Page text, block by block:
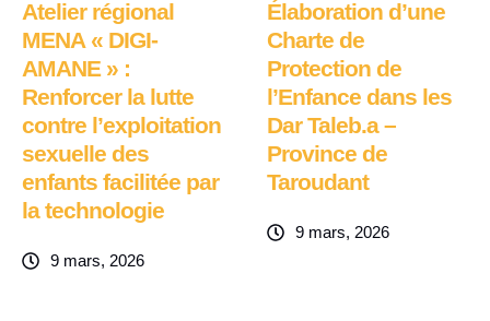
Atelier régional
MENA « DIGI-
AMANE » :
Renforcer la lutte
contre l’exploitation
sexuelle des
enfants facilitée par
la technologie
9 mars, 2026
Élaboration d’une
Charte de
Protection de
l’Enfance dans les
Dar Taleb.a –
Province de
Taroudant
9 mars, 2026